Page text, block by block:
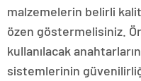
malzemelerin belirli
özen göstermelisiniz.
kullanılacak
sistemlerinin